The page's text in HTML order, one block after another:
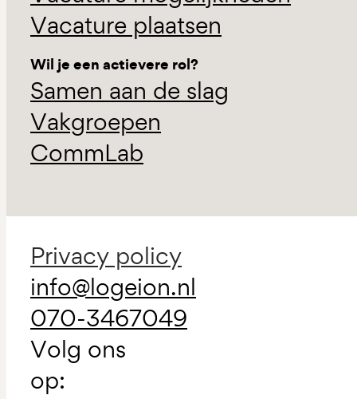
Vacature plaatsen
Wil je een actievere rol?
Samen aan de slag
Vakgroepen
CommLab
Privacy policy
info@logeion.nl
070-3467049
Volg ons
op: